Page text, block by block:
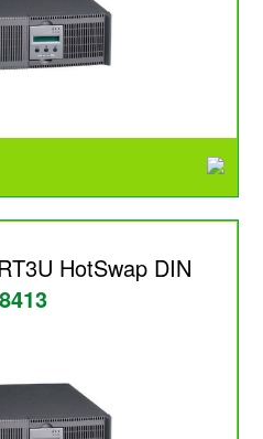
HotSwap DIN